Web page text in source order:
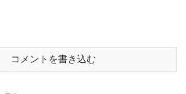
コメントを書き込む